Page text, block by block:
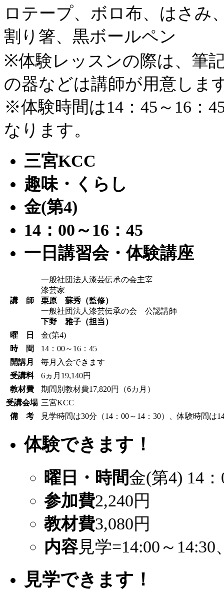
ロテープ、ボロ布、はさみ
割り箸、黒ボールペン
※体験レッスンの際は、筆
の器などは講師が用意しま
※体験時間は14：45～16：
なります。
三宮KCC
趣味・くらし
金(第4)
14：00～16：45
一日講習会・体験講座
講 師
一般社団法人漆芸伝承の会主宰
漆芸家
栗原 蘇秀（監修）
一般社団法人漆芸伝承の会 公認講師
下野 雅子（担当）
曜 日
金(第4)
時 間
14：00～16：45
開講月
毎月入会できます
受講料
6ヵ月19,140円
教材費
期間別教材費17,820円（6カ月）
受講会場 三宮KCC
備 考
見学時間は30分（14：00～14：30）、体験時間は
体験できます！
曜日・時間金(第4) 14
参加費2,240円
教材費3,080円
内容見学=14:00～14:30
見学できます！